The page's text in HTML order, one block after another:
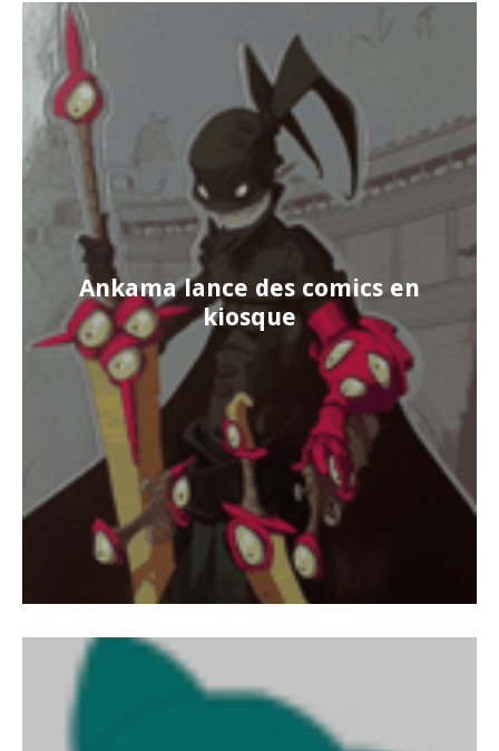
Ankama lance des comics en
kiosque